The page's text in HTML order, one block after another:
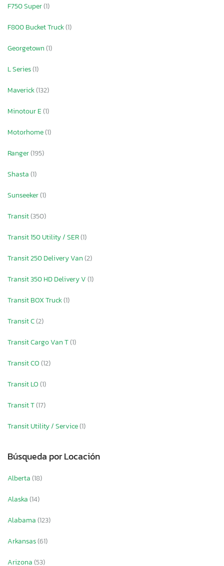
F750 Super(1)
F800 Bucket Truck(1)
Georgetown(1)
L Series(1)
Maverick(132)
Minotour E(1)
Motorhome(1)
Ranger(195)
Shasta(1)
Sunseeker(1)
Transit(350)
Transit 150 Utility / SER(1)
Transit 250 Delivery Van(2)
Transit 350 HD Delivery V(1)
Transit BOX Truck(1)
Transit C(2)
Transit Cargo Van T(1)
Transit CO(12)
Transit LO(1)
Transit T(17)
Transit Utility / Service(1)
Búsqueda por Locación
Alberta(18)
Alaska(14)
Alabama(123)
Arkansas(61)
Arizona(53)